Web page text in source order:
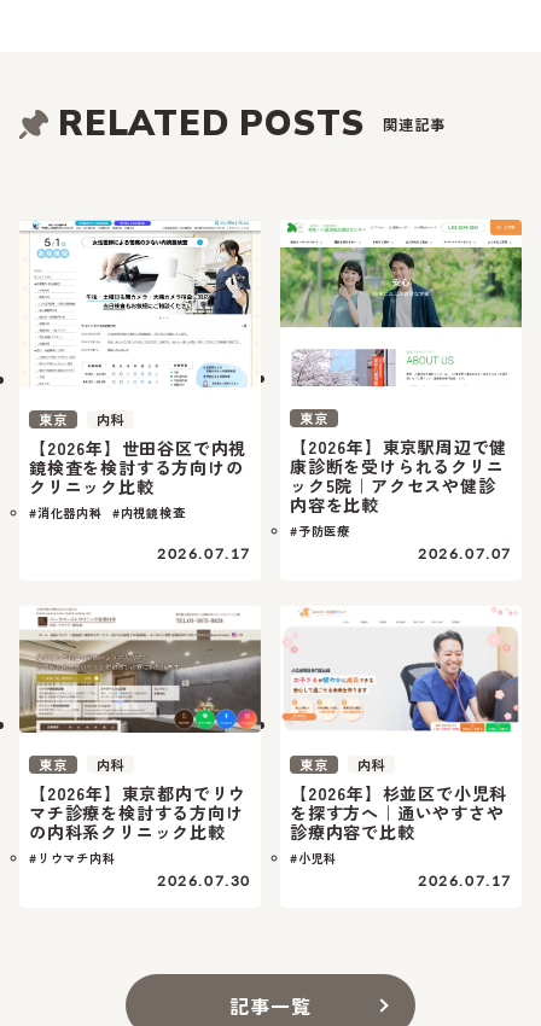
RELATED POSTS 関連記事
東京 内科
【2026年】世田谷区で内視
鏡検査を検討する方向けの
クリニック比較
#消化器内科 #内視鏡検査
2026.07.17
東京
【2026年】東京駅周辺で健
康診断を受けられるクリニ
ック5院｜アクセスや健診
内容を比較
#予防医療
2026.07.07
東京 内科
【2026年】東京都内でリウ
マチ診療を検討する方向け
の内科系クリニック比較
#リウマチ内科
2026.07.30
東京 内科
【2026年】杉並区で小児科
を探す方へ｜通いやすさや
診療内容で比較
#小児科
2026.07.17
記事一覧